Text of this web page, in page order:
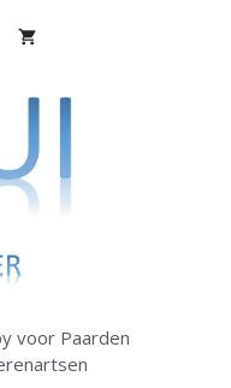
voor Paarden